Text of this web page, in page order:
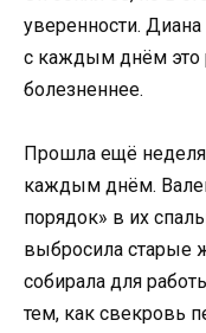
уверенности.
с каждым днём это
болезненнее.
Прошла ещё
каждым днём.
порядок» в их
выбросила старые
собирала для
тем, как свекровь